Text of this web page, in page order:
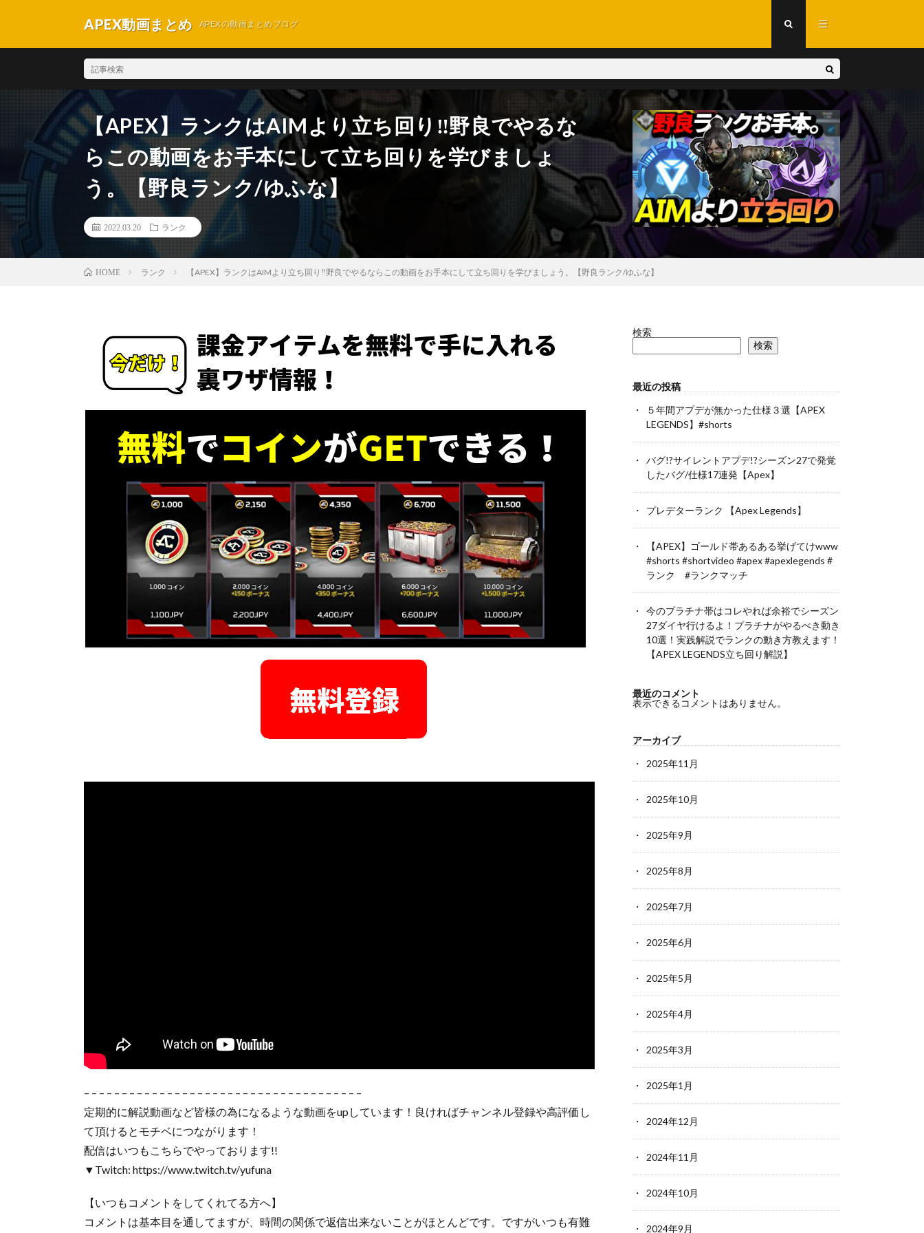
APEX動画まとめ APEXの動画まとめブログ
【APEX】ランクはAIMより立ち回り‼野良でやるな
らこの動画をお手本にして立ち回りを学びましょ
う。【野良ランク/ゆふな】
2022.03.20 ランク
HOME ランク 【APEX】ランクはAIMより立ち回り‼野良でやるならこの動画をお手本にして立ち回りを学びましょう。【野良ランク/ゆふな】
– – – – – – – – – – – – – – – – – – – – – – – – – – – – – – – – – – – – –
定期的に解説動画など皆様の為になるような動画をupしています！良ければチャンネル登録や高評価し
て頂けるとモチベにつながります！
配信はいつもこちらでやっております!!
▼Twitch: https://www.twitch.tv/yufuna
【いつもコメントをしてくれてる方へ】
コメントは基本目を通してますが、時間の関係で返信出来ないことがほとんどです。ですがいつも有難
検索
検索
最近の投稿
５年間アプデが無かった仕様３選【APEX
LEGENDS】#shorts
バグ!?サイレントアプデ!?シーズン27で発覚
したバグ/仕様17連発【Apex】
プレデターランク 【Apex Legends】
【APEX】ゴールド帯あるある挙げてけwww
#shorts #shortvideo #apex #apexlegends #
ランク #ランクマッチ
今のプラチナ帯はコレやれば余裕でシーズン
27ダイヤ行けるよ！プラチナがやるべき動き
10選！実践解説でランクの動き方教えます！
【APEX LEGENDS立ち回り解説】
最近のコメント
表示できるコメントはありません。
アーカイブ
2025年11月
2025年10月
2025年9月
2025年8月
2025年7月
2025年6月
2025年5月
2025年4月
2025年3月
2025年1月
2024年12月
2024年11月
2024年10月
2024年9月